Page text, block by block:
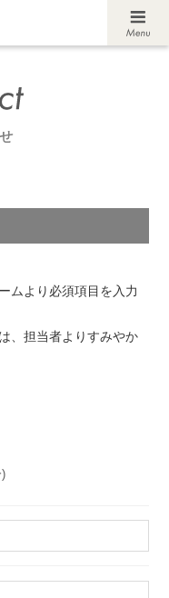
ムより必須項目を入力
、担当者よりすみやか